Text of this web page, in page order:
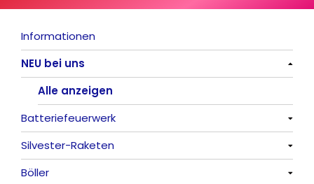
Informationen
NEU bei uns
Alle anzeigen
Batteriefeuerwerk
Alle anzeigen
Silvester-Raketen
Alle anzeigen
Böller